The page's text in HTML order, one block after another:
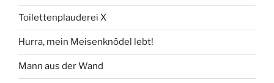
Toilettenplauderei X
Hurra, mein Meisenknödel lebt!
Mann aus der Wand